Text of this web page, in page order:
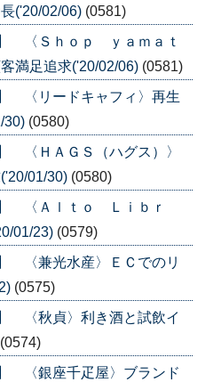
('20/02/06) (0581)
】 〈Ｓｈｏｐ ｙａｍａｔ
満足追求('20/02/06) (0581)
】 〈リードキャフィ〉再生
30) (0580)
〈ＨＡＧＳ（ハグス）〉
01/30) (0580)
】 〈Ａｌｔｏ Ｌｉｂｒ
01/23) (0579)
】 〈兼光水産〉ＥＣでのリ
(0575)
】 〈秋貞〉利き酒と試飲イ
(0574)
】 〈銀座千疋屋〉ブランド